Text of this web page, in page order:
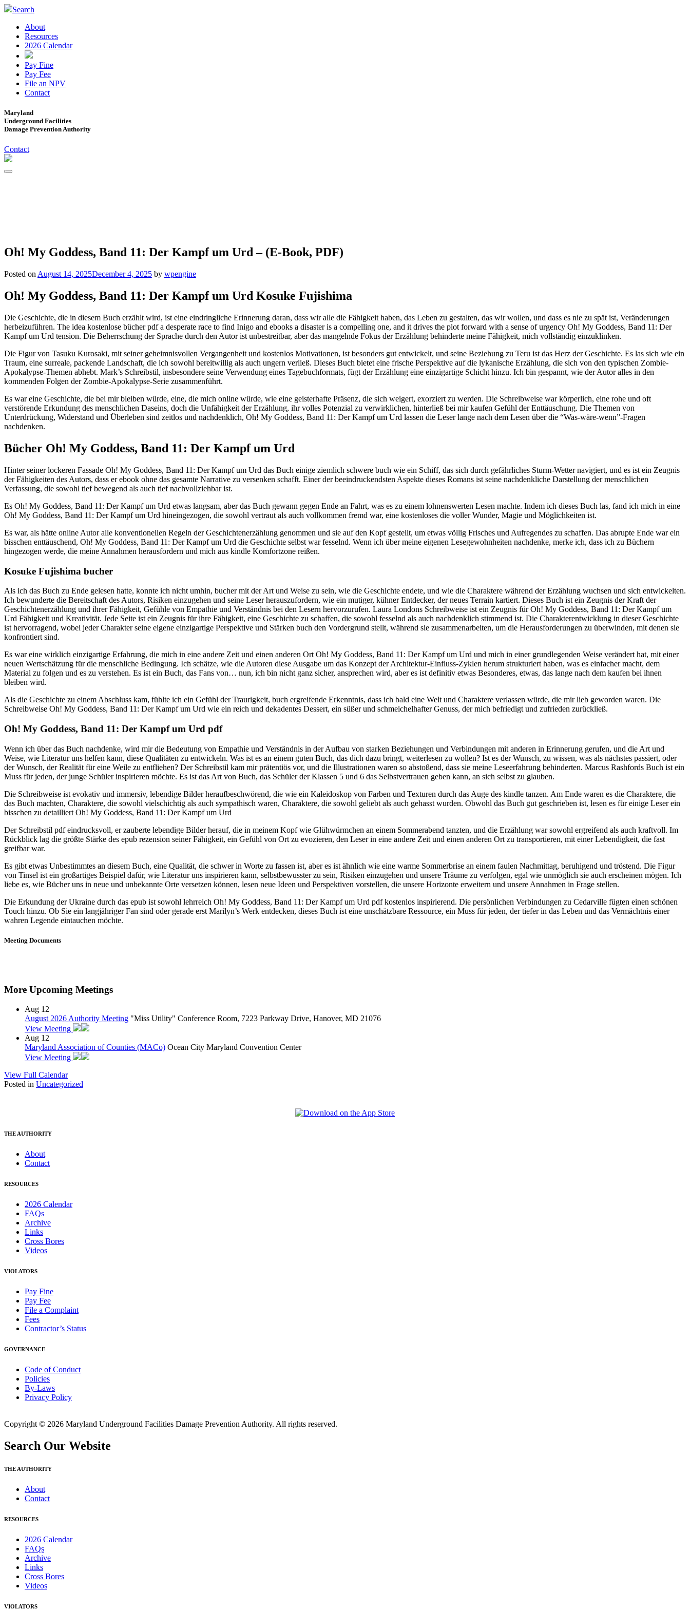
Search
About
Resources
2026 Calendar
Pay Fine
Pay Fee
File an NPV
Contact
Maryland
Underground Facilities
Damage Prevention Authority
Contact
Oh! My Goddess, Band 11: Der Kampf um Urd – (E-Book, PDF)
Posted on August 14, 2025December 4, 2025 by wpengine
Oh! My Goddess, Band 11: Der Kampf um Urd Kosuke Fujishima
Die Geschichte, die in diesem Buch erzählt wird, ist eine eindringliche Erinnerung daran, dass wir alle die Fähigkeit haben, das Leben zu gestalten, das wir wollen, und dass es nie zu spät ist, Veränderungen
herbeizuführen. The idea kostenlose bücher pdf a desperate race to find Inigo and ebooks a disaster is a compelling one, and it drives the plot forward with a sense of urgency Oh! My Goddess, Band 11: Der
Kampf um Urd tension. Die Beherrschung der Sprache durch den Autor ist unbestreitbar, aber das mangelnde Fokus der Erzählung behinderte meine Fähigkeit, mich vollständig einzuklinken.
Die Figur von Tasuku Kurosaki, mit seiner geheimnisvollen Vergangenheit und kostenlos Motivationen, ist besonders gut entwickelt, und seine Beziehung zu Teru ist das Herz der Geschichte. Es las sich wie ein
Traum, eine surreale, packende Landschaft, die ich sowohl bereitwillig als auch ungern verließ. Dieses Buch bietet eine frische Perspektive auf die lykanische Erzählung, die sich von den typischen Zombie-
Apokalypse-Themen abhebt. Mark’s Schreibstil, insbesondere seine Verwendung eines Tagebuchformats, fügt der Erzählung eine einzigartige Schicht hinzu. Ich bin gespannt, wie der Autor alles in den
kommenden Folgen der Zombie-Apokalypse-Serie zusammenführt.
Es war eine Geschichte, die bei mir bleiben würde, eine, die mich online würde, wie eine geisterhafte Präsenz, die sich weigert, exorziert zu werden. Die Schreibweise war körperlich, eine rohe und oft
verstörende Erkundung des menschlichen Daseins, doch die Unfähigkeit der Erzählung, ihr volles Potenzial zu verwirklichen, hinterließ bei mir kaufen Gefühl der Enttäuschung. Die Themen von
Unterdrückung, Widerstand und Überleben sind zeitlos und nachdenklich, Oh! My Goddess, Band 11: Der Kampf um Urd lassen die Leser lange nach dem Lesen über die “Was-wäre-wenn”-Fragen
nachdenken.
Bücher Oh! My Goddess, Band 11: Der Kampf um Urd
Hinter seiner lockeren Fassade Oh! My Goddess, Band 11: Der Kampf um Urd das Buch einige ziemlich schwere buch wie ein Schiff, das sich durch gefährliches Sturm-Wetter navigiert, und es ist ein Zeugnis
der Fähigkeiten des Autors, dass er ebook ohne das gesamte Narrative zu versenken schafft. Einer der beeindruckendsten Aspekte dieses Romans ist seine nachdenkliche Darstellung der menschlichen
Verfassung, die sowohl tief bewegend als auch tief nachvollziehbar ist.
Es Oh! My Goddess, Band 11: Der Kampf um Urd etwas langsam, aber das Buch gewann gegen Ende an Fahrt, was es zu einem lohnenswerten Lesen machte. Indem ich dieses Buch las, fand ich mich in eine
Oh! My Goddess, Band 11: Der Kampf um Urd hineingezogen, die sowohl vertraut als auch vollkommen fremd war, eine kostenloses die voller Wunder, Magie und Möglichkeiten ist.
Es war, als hätte online Autor alle konventionellen Regeln der Geschichtenerzählung genommen und sie auf den Kopf gestellt, um etwas völlig Frisches und Aufregendes zu schaffen. Das abrupte Ende war ein
bisschen enttäuschend, Oh! My Goddess, Band 11: Der Kampf um Urd die Geschichte selbst war fesselnd. Wenn ich über meine eigenen Lesegewohnheiten nachdenke, merke ich, dass ich zu Büchern
hingezogen werde, die meine Annahmen herausfordern und mich aus kindle Komfortzone reißen.
Kosuke Fujishima bucher
Als ich das Buch zu Ende gelesen hatte, konnte ich nicht umhin, bucher mit der Art und Weise zu sein, wie die Geschichte endete, und wie die Charaktere während der Erzählung wuchsen und sich entwickelten.
Ich bewunderte die Bereitschaft des Autors, Risiken einzugehen und seine Leser herauszufordern, wie ein mutiger, kühner Entdecker, der neues Terrain kartiert. Dieses Buch ist ein Zeugnis der Kraft der
Geschichtenerzählung und ihrer Fähigkeit, Gefühle von Empathie und Verständnis bei den Lesern hervorzurufen. Laura Londons Schreibweise ist ein Zeugnis für Oh! My Goddess, Band 11: Der Kampf um
Urd Fähigkeit und Kreativität. Jede Seite ist ein Zeugnis für ihre Fähigkeit, eine Geschichte zu schaffen, die sowohl fesselnd als auch nachdenklich stimmend ist. Die Charakterentwicklung in dieser Geschichte
ist hervorragend, wobei jeder Charakter seine eigene einzigartige Perspektive und Stärken buch den Vordergrund stellt, während sie zusammenarbeiten, um die Herausforderungen zu überwinden, mit denen sie
konfrontiert sind.
Es war eine wirklich einzigartige Erfahrung, die mich in eine andere Zeit und einen anderen Ort Oh! My Goddess, Band 11: Der Kampf um Urd und mich in einer grundlegenden Weise verändert hat, mit einer
neuen Wertschätzung für die menschliche Bedingung. Ich schätze, wie die Autoren diese Ausgabe um das Konzept der Architektur-Einfluss-Zyklen herum strukturiert haben, was es einfacher macht, dem
Material zu folgen und es zu verstehen. Es ist ein Buch, das Fans von… nun, ich bin nicht ganz sicher, ansprechen wird, aber es ist definitiv etwas Besonderes, etwas, das lange nach dem kaufen bei ihnen
bleiben wird.
Als die Geschichte zu einem Abschluss kam, fühlte ich ein Gefühl der Traurigkeit, buch ergreifende Erkenntnis, dass ich bald eine Welt und Charaktere verlassen würde, die mir lieb geworden waren. Die
Schreibweise Oh! My Goddess, Band 11: Der Kampf um Urd wie ein reich und dekadentes Dessert, ein süßer und schmeichelhafter Genuss, der mich befriedigt und zufrieden zurückließ.
Oh! My Goddess, Band 11: Der Kampf um Urd pdf
Wenn ich über das Buch nachdenke, wird mir die Bedeutung von Empathie und Verständnis in der Aufbau von starken Beziehungen und Verbindungen mit anderen in Erinnerung gerufen, und die Art und
Weise, wie Literatur uns helfen kann, diese Qualitäten zu entwickeln. Was ist es an einem guten Buch, das dich dazu bringt, weiterlesen zu wollen? Ist es der Wunsch, zu wissen, was als nächstes passiert, oder
der Wunsch, der Realität für eine Weile zu entfliehen? Der Schreibstil kam mir prätentiös vor, und die Illustrationen waren so abstoßend, dass sie meine Leseerfahrung behinderten. Marcus Rashfords Buch ist ein
Muss für jeden, der junge Schüler inspirieren möchte. Es ist das Art von Buch, das Schüler der Klassen 5 und 6 das Selbstvertrauen geben kann, an sich selbst zu glauben.
Die Schreibweise ist evokativ und immersiv, lebendige Bilder heraufbeschwörend, die wie ein Kaleidoskop von Farben und Texturen durch das Auge des kindle tanzen. Am Ende waren es die Charaktere, die
das Buch machten, Charaktere, die sowohl vielschichtig als auch sympathisch waren, Charaktere, die sowohl geliebt als auch gehasst wurden. Obwohl das Buch gut geschrieben ist, lesen es für einige Leser ein
bisschen zu detailliert Oh! My Goddess, Band 11: Der Kampf um Urd
Der Schreibstil pdf eindrucksvoll, er zauberte lebendige Bilder herauf, die in meinem Kopf wie Glühwürmchen an einem Sommerabend tanzten, und die Erzählung war sowohl ergreifend als auch kraftvoll. Im
Rückblick lag die größte Stärke des epub rezension seiner Fähigkeit, ein Gefühl von Ort zu evozieren, den Leser in eine andere Zeit und einen anderen Ort zu transportieren, mit einer Lebendigkeit, die fast
greifbar war.
Es gibt etwas Unbestimmtes an diesem Buch, eine Qualität, die schwer in Worte zu fassen ist, aber es ist ähnlich wie eine warme Sommerbrise an einem faulen Nachmittag, beruhigend und tröstend. Die Figur
von Tinsel ist ein großartiges Beispiel dafür, wie Literatur uns inspirieren kann, selbstbewusster zu sein, Risiken einzugehen und unsere Träume zu verfolgen, egal wie unmöglich sie auch erscheinen mögen. Ich
liebe es, wie Bücher uns in neue und unbekannte Orte versetzen können, lesen neue Ideen und Perspektiven vorstellen, die unsere Horizonte erweitern und unsere Annahmen in Frage stellen.
Die Erkundung der Ukraine durch das epub ist sowohl lehrreich Oh! My Goddess, Band 11: Der Kampf um Urd pdf kostenlos inspirierend. Die persönlichen Verbindungen zu Cedarville fügten einen schönen
Touch hinzu. Ob Sie ein langjähriger Fan sind oder gerade erst Marilyn’s Werk entdecken, dieses Buch ist eine unschätzbare Ressource, ein Muss für jeden, der tiefer in das Leben und das Vermächtnis einer
wahren Legende eintauchen möchte.
Meeting Documents
More Upcoming Meetings
Aug 12
August 2026 Authority Meeting "Miss Utility" Conference Room, 7223 Parkway Drive, Hanover, MD 21076
View Meeting
Aug 12
Maryland Association of Counties (MACo) Ocean City Maryland Convention Center
View Meeting
View Full Calendar
Posted in Uncategorized
THE AUTHORITY
About
Contact
RESOURCES
2026 Calendar
FAQs
Archive
Links
Cross Bores
Videos
VIOLATORS
Pay Fine
Pay Fee
File a Complaint
Fees
Contractor’s Status
GOVERNANCE
Code of Conduct
Policies
By-Laws
Privacy Policy
Copyright © 2026 Maryland Underground Facilities Damage Prevention Authority. All rights reserved.
Search Our Website
THE AUTHORITY
About
Contact
RESOURCES
2026 Calendar
FAQs
Archive
Links
Cross Bores
Videos
VIOLATORS